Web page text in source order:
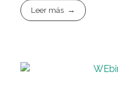
Leer más